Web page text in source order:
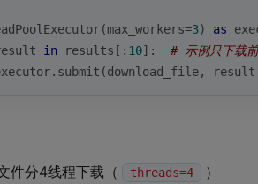
3) as
in results[: 10]: # 示例只下载
件分4线程下载（ threads=4
）